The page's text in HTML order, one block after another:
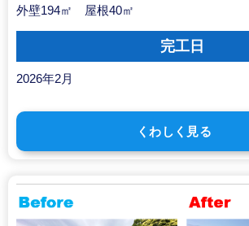
外壁194㎡ 屋根40㎡
完工日
2026年2月
くわしく見る